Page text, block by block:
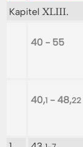
Kapitel XLIII.
40 - 55
40,1- 48,22